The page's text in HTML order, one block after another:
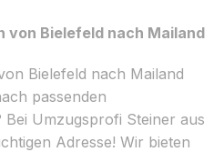
von Bielefeld nach Mailand
Bielefeld nach Mailand
passenden
Umzugsprofi Steiner aus
Adresse! Wir bieten